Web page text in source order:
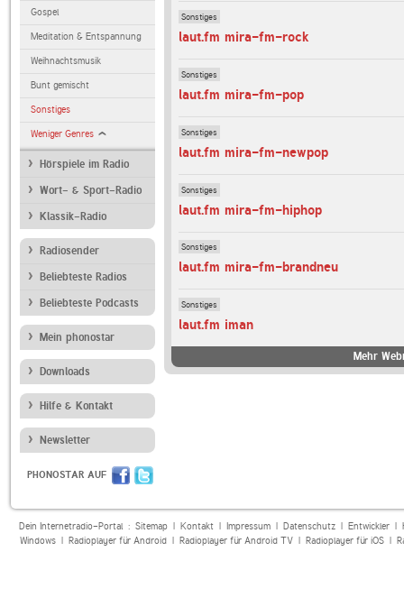
Gospel
Meditation & Entspannung
Weihnachtsmusik
Bunt gemischt
Sonstiges
Weniger Genres
Hörspiele im Radio
Wort- & Sport-Radio
Klassik-Radio
Radiosender
Beliebteste Radios
Beliebteste Podcasts
Mein phonostar
Downloads
Hilfe & Kontakt
Newsletter
PHONOSTAR AUF
Sonstiges
laut.fm mira-fm-rock
Sonstiges
laut.fm mira-fm-pop
Sonstiges
laut.fm mira-fm-newpop
Sonstiges
laut.fm mira-fm-hiphop
Sonstiges
laut.fm mira-fm-brandneu
Sonstiges
laut.fm iman
Mehr
Dein Internetradio-Portal : Sitemap| Kontakt| Impressum| Datenschutz| Entwickler|
Windows| Radioplayer für Android| Radioplayer für Android TV| Radioplayer für iOS|